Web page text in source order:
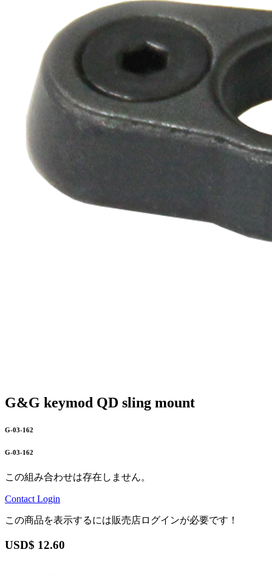
G&G keymod QD sling mount
G-03-162
G-03-162
この組み合わせは存在しません。
Contact Login
この商品を表示するには販売店ログインが必要です！
USD$ 12.60